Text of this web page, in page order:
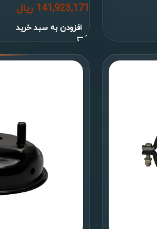
141,923,171 ریال
افزودن به سبد خرید